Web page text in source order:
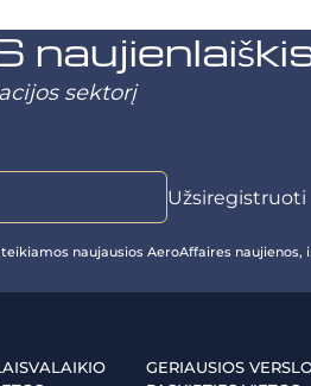
sektorį
naujausios AeroAffaires naujienos,
GERIAUSIOS